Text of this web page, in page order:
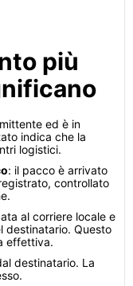
più
ed è in
indica che la
logistici.
: il pacco è arrivato
controllato
al corriere locale e
destinatario. Questo
effettiva.
destinatario. La